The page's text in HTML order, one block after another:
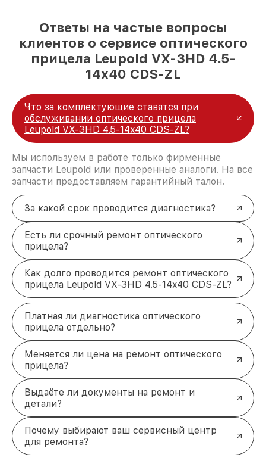
Ответы на частые вопросы
клиентов о сервисе оптического
прицела Leupold VX-3HD 4.5-
14x40 CDS-ZL
Что за комплектующие ставятся при
обслуживании оптического прицела
Leupold VX-3HD 4.5-14x40 CDS-ZL?
Мы используем в работе только фирменные
запчасти Leupold или проверенные аналоги. На все
запчасти предоставляем гарантийный талон.
За какой срок проводится диагностика?
Есть ли срочный ремонт оптического
прицела?
Как долго проводится ремонт оптического
прицела Leupold VX-3HD 4.5-14x40 CDS-ZL?
Платная ли диагностика оптического
прицела отдельно?
Меняется ли цена на ремонт оптического
прицела?
Выдаёте ли документы на ремонт и
детали?
Почему выбирают ваш сервисный центр
для ремонта?